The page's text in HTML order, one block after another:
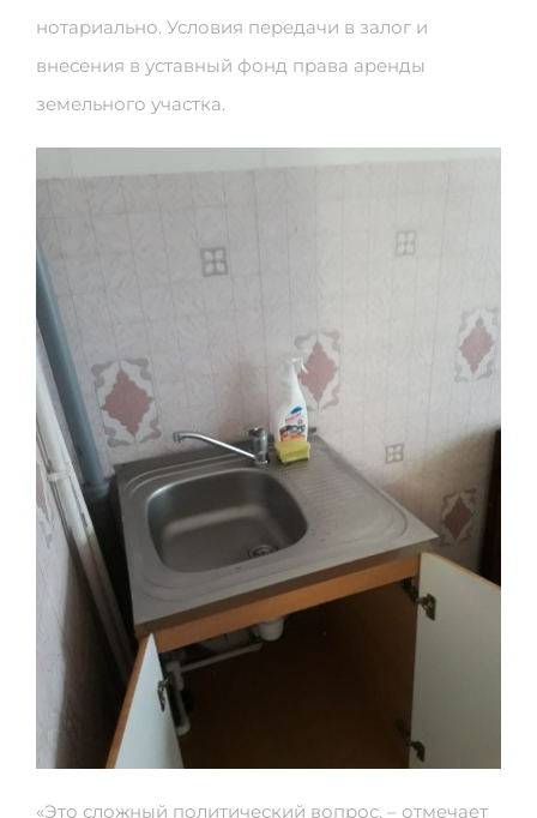
нотариально. Условия передачи в залог и
внесения в уставный фонд права аренды
земельного участка.
«Это сложный политический вопрос, – отмечает